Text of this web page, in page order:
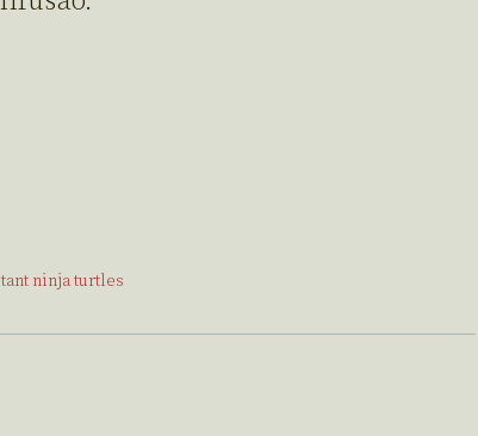
ninja turtles